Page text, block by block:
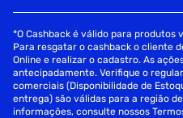
*O Cashback é válido para produtos
Para resgatar o cashback o cliente
Online e realizar o cadastro. As
antecipadamente. Verifique o
comerciais (Disponibilidade de
entrega) são válidas para a região
informações, consulte nossos